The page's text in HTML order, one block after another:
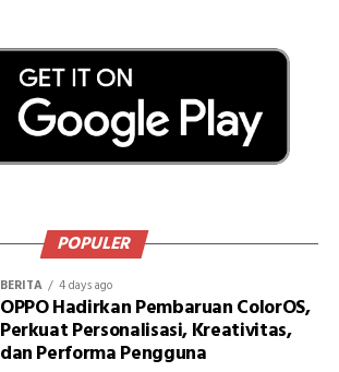
POPULER
BERITA 4 days ago
OPPO Hadirkan Pembaruan ColorOS,
Perkuat Personalisasi, Kreativitas,
dan Performa Pengguna